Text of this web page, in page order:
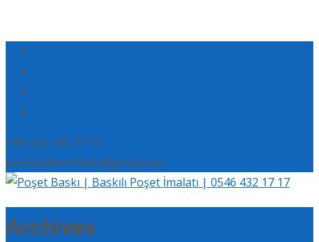
+90 554 165 17 17
eserbaskimerkezi@gmail.com
Archives